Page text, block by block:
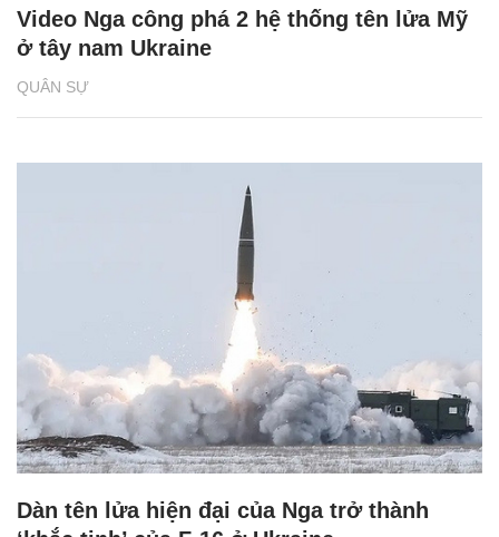
QUÂN SỰ
Video Nga công phá 2 hệ thống tên lửa Mỹ
ở tây nam Ukraine
Dàn tên lửa hiện đại của Nga trở thành